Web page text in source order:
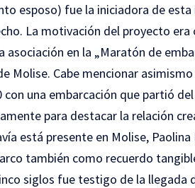
esposo) fue la iniciadora de
La motivación del proyecto
asociación en la „Maratón de
Molise. Cabe mencionar
con una embarcación que partió
para destacar la relación
está presente en Molise,
también como recuerdo
siglos fue testigo de la llegada